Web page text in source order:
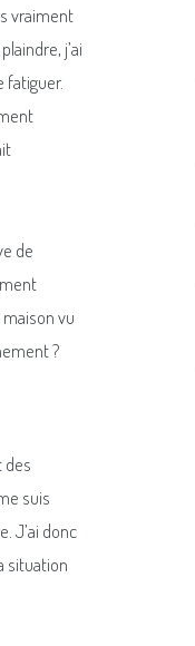
vraiment
j’ai
fatiguer.
de
vu
?
des
suis
J’ai donc
situation